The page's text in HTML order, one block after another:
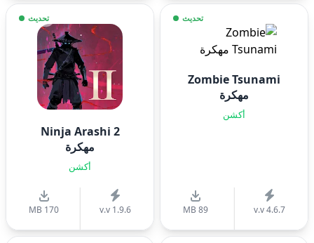
تحديث
Zombie Tsunami
مهكرة
أكشن
v.v 4.6.7
89 MB
تحديث
Ninja Arashi 2
مهكرة
أكشن
v.v 1.9.6
170 MB